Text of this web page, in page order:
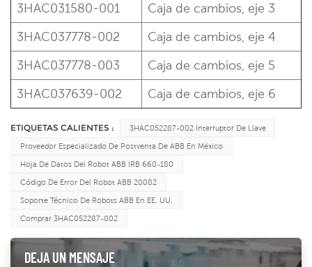
3HAC031580-001
Caja de cambios, eje 3
3HAC037778-002
Caja de cambios, eje 4
3HAC037778-003
Caja de cambios, eje 5
3HAC037639-002
Caja de cambios, eje 6
ETIQUETAS CALIENTES : 3HAC052287-002 Interruptor De Llave
Proveedor Especializado De Postventa De ABB En México
Hoja De Datos Del Robot ABB IRB 660-180
Código De Error Del Robot ABB 20082
Soporte Técnico De Robots ABB En EE. UU.
Comprar 3HAC052287-002
DEJA UN MENSAJE